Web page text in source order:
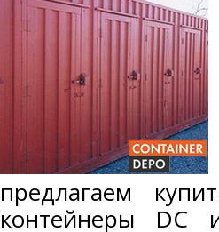
предлагаем
контейнеры DC